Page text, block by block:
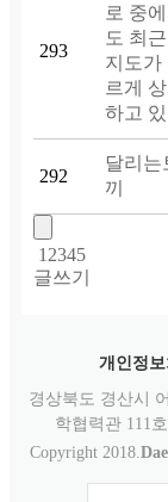
293
로 중
도 최근
지도가
르게
하고
292
달리는
끼
1 2345
글쓰기
개인정
경상북도 경산시
학협력관 111
Copyright 2018.